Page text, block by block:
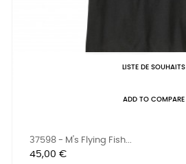
LISTE DE SOUHAITS
ADD TO COMPARE
37598 - M's Flying Fish...
Prix
45,00 €